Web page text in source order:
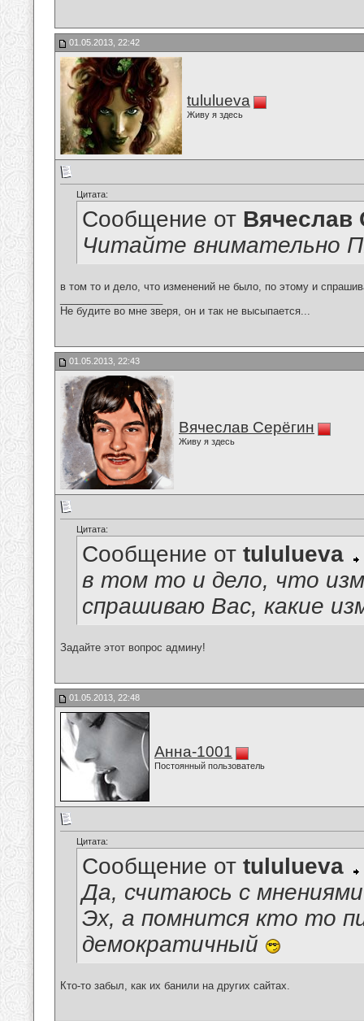
01.05.2013, 22:42
tululueva
Живу я здесь
Цитата:
Сообщение от Вячеслав
Читайте внимательно
в том то и дело, что изменений не было, по этому и
Не будите во мне зверя, он и так не высыпается...
01.05.2013, 22:43
Вячеслав Серёгин
Живу я здесь
Цитата:
Сообщение от tululueva
в том то и дело, что
спрашиваю Вас, какие
Задайте этот вопрос админу!
01.05.2013, 22:48
Анна-1001
Постоянный пользователь
Цитата:
Сообщение от tululueva
Да, считаюсь с
Эх, а помнится кто то
демократичный
Кто-то забыл, как их банили на других сайтах.